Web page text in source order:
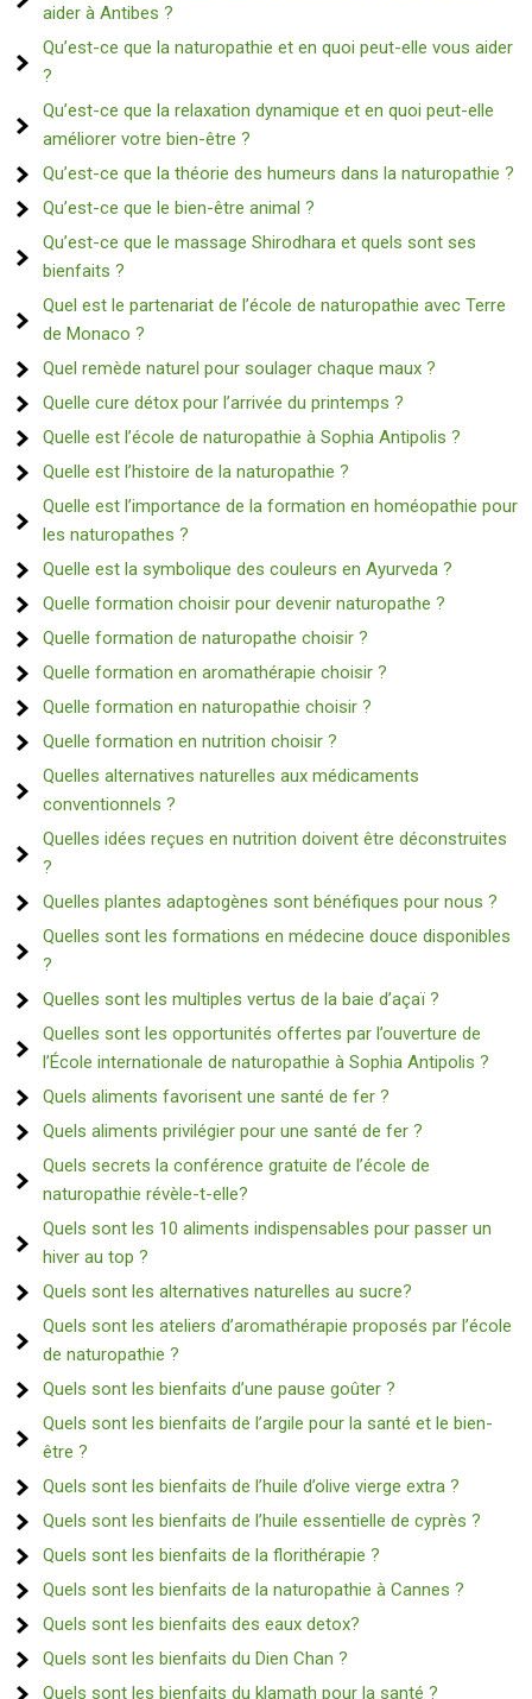
aider à Antibes ?
Qu’est-ce que la naturopathie et en quoi peut-elle vous aider
?
Qu’est-ce que la relaxation dynamique et en quoi peut-elle
améliorer votre bien-être ?
Qu’est-ce que la théorie des humeurs dans la naturopathie ?
Qu’est-ce que le bien-être animal ?
Qu’est-ce que le massage Shirodhara et quels sont ses
bienfaits ?
Quel est le partenariat de l’école de naturopathie avec Terre
de Monaco ?
Quel remède naturel pour soulager chaque maux ?
Quelle cure détox pour l’arrivée du printemps ?
Quelle est l’école de naturopathie à Sophia Antipolis ?
Quelle est l’histoire de la naturopathie ?
Quelle est l’importance de la formation en homéopathie pour
les naturopathes ?
Quelle est la symbolique des couleurs en Ayurveda ?
Quelle formation choisir pour devenir naturopathe ?
Quelle formation de naturopathe choisir ?
Quelle formation en aromathérapie choisir ?
Quelle formation en naturopathie choisir ?
Quelle formation en nutrition choisir ?
Quelles alternatives naturelles aux médicaments
conventionnels ?
Quelles idées reçues en nutrition doivent être déconstruites
?
Quelles plantes adaptogènes sont bénéfiques pour nous ?
Quelles sont les formations en médecine douce disponibles
?
Quelles sont les multiples vertus de la baie d’açaï ?
Quelles sont les opportunités offertes par l’ouverture de
l’École internationale de naturopathie à Sophia Antipolis ?
Quels aliments favorisent une santé de fer ?
Quels aliments privilégier pour une santé de fer ?
Quels secrets la conférence gratuite de l’école de
naturopathie révèle-t-elle?
Quels sont les 10 aliments indispensables pour passer un
hiver au top ?
Quels sont les alternatives naturelles au sucre?
Quels sont les ateliers d’aromathérapie proposés par l’école
de naturopathie ?
Quels sont les bienfaits d’une pause goûter ?
Quels sont les bienfaits de l’argile pour la santé et le bien-
être ?
Quels sont les bienfaits de l’huile d’olive vierge extra ?
Quels sont les bienfaits de l’huile essentielle de cyprès ?
Quels sont les bienfaits de la florithérapie ?
Quels sont les bienfaits de la naturopathie à Cannes ?
Quels sont les bienfaits des eaux detox?
Quels sont les bienfaits du Dien Chan ?
Quels sont les bienfaits du klamath pour la santé ?